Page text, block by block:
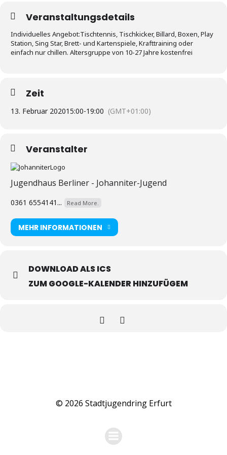
Veranstaltungsdetails
Individuelles Angebot:Tischtennis, Tischkicker, Billard, Boxen, Play
Station, Sing Star, Brett- und Kartenspiele, Krafttraining oder
einfach nur chillen. Altersgruppe von 10-27 Jahre kostenfrei
Zeit
13. Februar 202015:00-19:00 (GMT+01:00)
Veranstalter
Jugendhaus Berliner - Johanniter-Jugend
0361 6554141... Read More.
MEHR INFORMATIONEN
DOWNLOAD ALS ICS
ZUM GOOGLE-KALENDER HINZUFÜGEM
© 2026 Stadtjugendring Erfurt